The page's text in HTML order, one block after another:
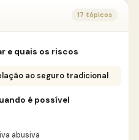
17 tópicos
e quais os riscos
ao seguro tradicional
é possível
abusiva